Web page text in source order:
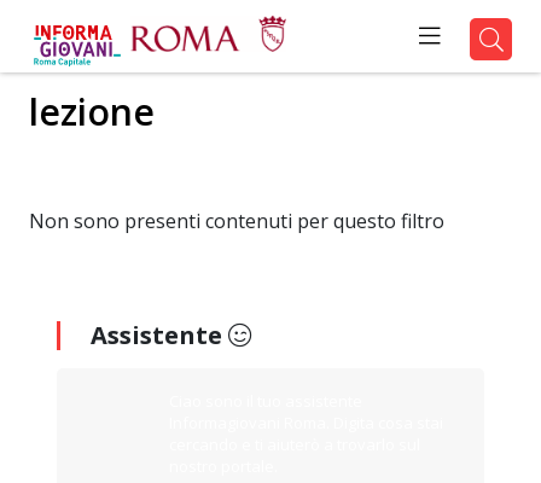
lezione
Non sono presenti contenuti per questo filtro
Assistente